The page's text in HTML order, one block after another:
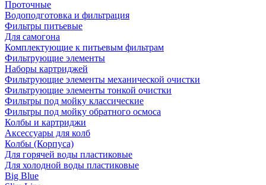
Проточные
Водоподготовка и фильтрация
Фильтры питьевые
Для самогона
Комплектующие к питьевым фильтрам
Фильтрующие элементы
Наборы картриджей
Фильтрующие элементы механической очистки
Фильтрующие элементы тонкой очистки
Фильтры под мойку классические
Фильтры под мойку обратного осмоса
Колбы и картриджи
Аксессуары для колб
Колбы (Корпуса)
Для горячей воды пластиковые
Для холодной воды пластиковые
Big Blue